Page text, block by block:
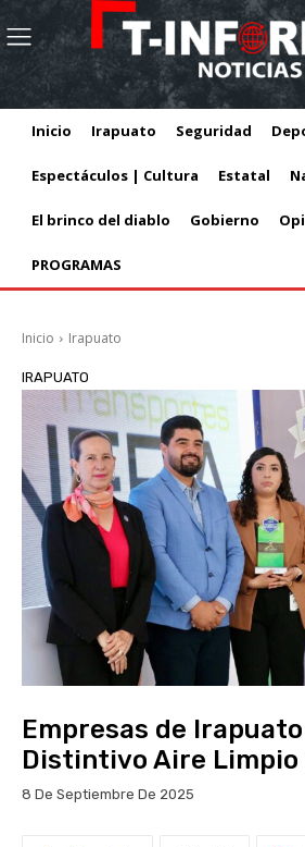
Inicio Irapuato Seguridad
Espectáculos | Cultura Estatal
El brinco del diablo Gobierno
PROGRAMAS
Inicio Irapuato
IRAPUATO
Empresas de
Distintivo Aire Limpio
8 De Septiembre De 2025